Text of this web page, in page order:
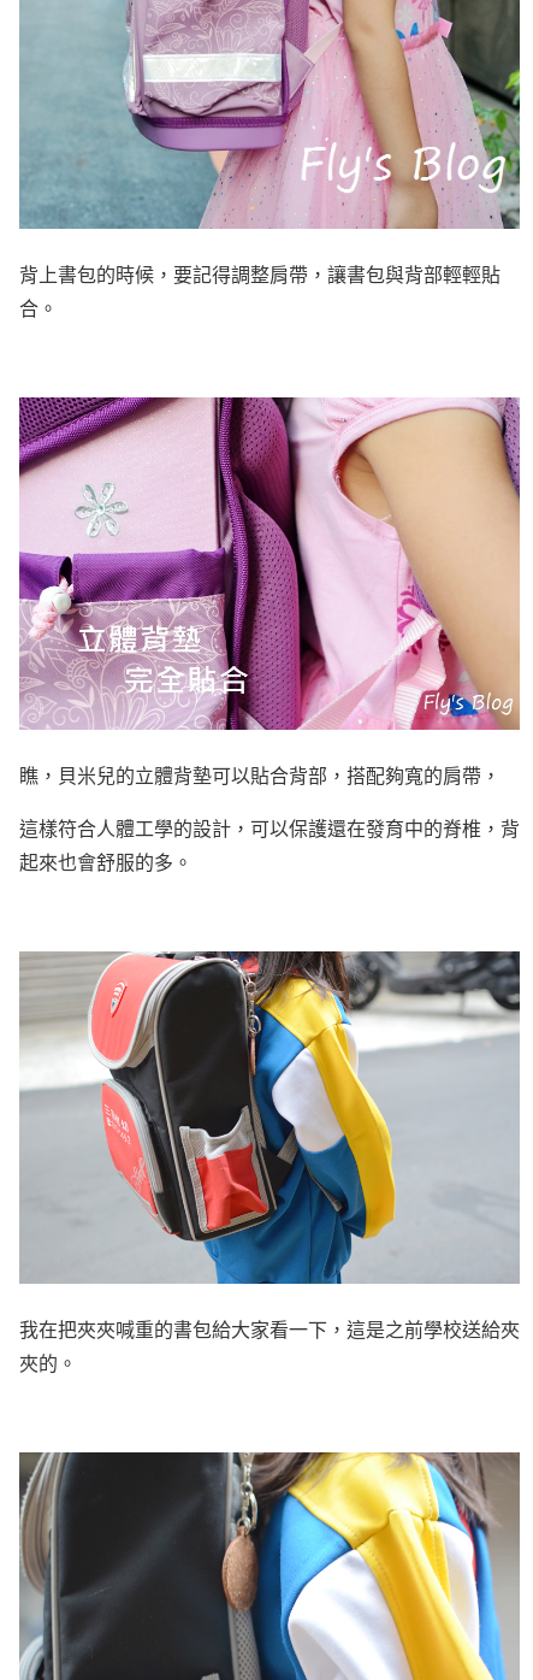
背上書包的時候，要記得調整肩帶，讓書包與背部輕輕貼
合。
瞧，貝米兒的立體背墊可以貼合背部，搭配夠寬的肩帶，
這樣符合人體工學的設計，可以保護還在發育中的脊椎，背
起來也會舒服的多。
我在把夾夾喊重的書包給大家看一下，這是之前學校送給夾
夾的。